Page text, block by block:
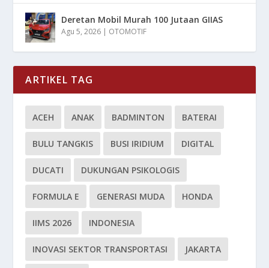
Deretan Mobil Murah 100 Jutaan GIIAS
Agu 5, 2026 | OTOMOTIF
ARTIKEL TAG
ACEH ANAK BADMINTON BATERAI
BULU TANGKIS BUSI IRIDIUM DIGITAL
DUCATI DUKUNGAN PSIKOLOGIS
FORMULA E GENERASI MUDA HONDA
IIMS 2026 INDONESIA
INOVASI SEKTOR TRANSPORTASI JAKARTA